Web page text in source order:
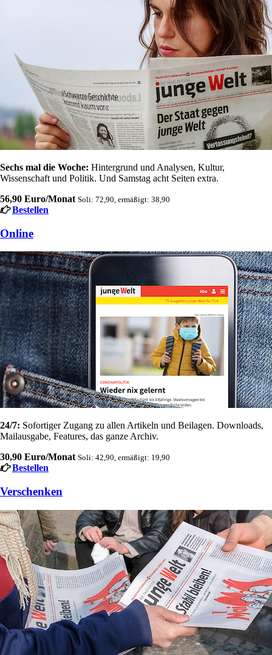
Sechs mal die Woche: Hintergrund und Analysen, Kultur,
Wissenschaft und Politik. Und Samstag acht Seiten extra.
56,90 Euro/Monat Soli: 72,90, ermäßigt: 38,90
Bestellen
Online
24/7: Sofortiger Zugang zu allen Artikeln und Beilagen. Downloads,
Mailausgabe, Features, das ganze Archiv.
30,90 Euro/Monat Soli: 42,90, ermäßigt: 19,90
Bestellen
Verschenken